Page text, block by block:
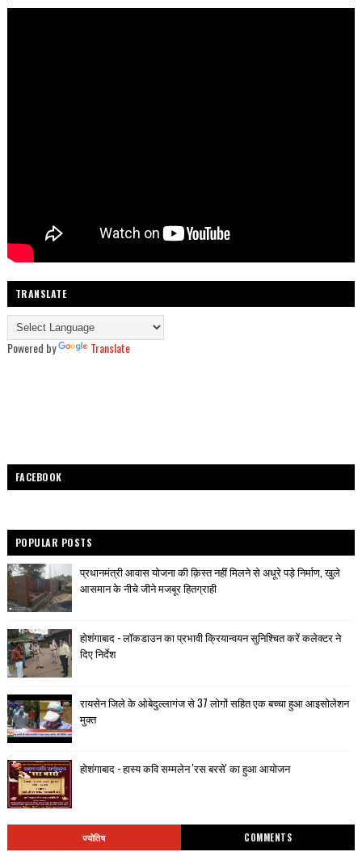
TRANSLATE
Powered by Translate
FACEBOOK
POPULAR POSTS
प्रधानमंत्री आवास योजना की क़िस्त नहीं मिलने से अधूरे पड़े निर्माण, खुले
आसमान के नीचे जीने मजबूर हितग्राही
होशंगाबाद - लॉकडाउन का प्रभावी क्रियान्वयन सुनिश्चित करें कलेक्टर ने
दिए निर्देश
रायसेन जिले के ओबेदुल्लागंज से 37 लोगों सहित एक बच्चा हुआ आइसोलेशन
मुक्त
होशंगाबाद - हास्य कवि सम्मलेन 'रस बरसे' का हुआ आयोजन
ज्योतिष COMMENTS